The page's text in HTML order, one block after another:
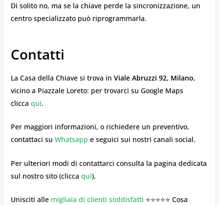
Di solito no, ma se la chiave perde la sincronizzazione, un
centro specializzato può riprogrammarla.
Contatti
La Casa della Chiave si trova in Viale Abruzzi 92, Milano,
vicino a Piazzale Loreto: per trovarci su Google Maps
clicca qui.
Per maggiori informazioni, o richiedere un preventivo,
contattaci su Whatsapp e seguici sui nostri canali social.
Per ulteriori modi di contattarci consulta la pagina dedicata
sul nostro sito (clicca qui).
Unisciti alle migliaia di clienti soddisfatti ⭐⭐⭐⭐⭐ Cosa